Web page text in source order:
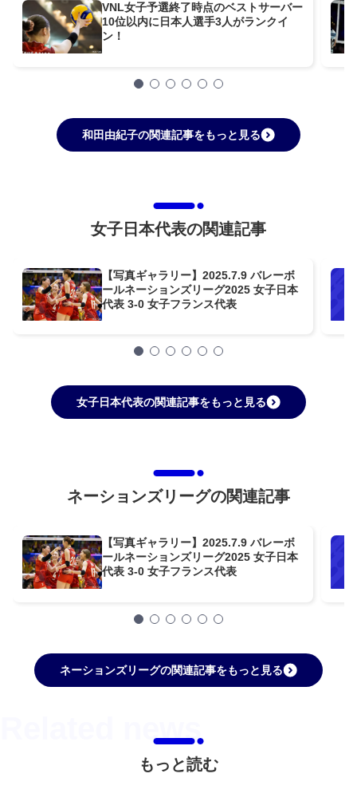
VNL女子予選終了時点のベストサーバー
10位以内に日本人選手3人がランクイ
ン！
和田由紀子の関連記事をもっと見る
女子日本代表の関連記事
【写真ギャラリー】2025.7.9 バレーボ
ールネーションズリーグ2025 女子日本
代表 3-0 女子フランス代表
女子日本代表の関連記事をもっと見る
ネーションズリーグの関連記事
【写真ギャラリー】2025.7.9 バレーボ
ールネーションズリーグ2025 女子日本
代表 3-0 女子フランス代表
ネーションズリーグの関連記事をもっと見る
もっと読む